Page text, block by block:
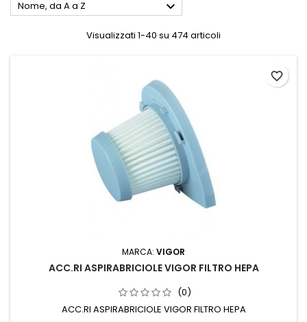
Nome, da A a Z 
Visualizzati 1-40 su 474 articoli
MARCA: VIGOR
ACC.RI ASPIRABRICIOLE VIGOR FILTRO HEPA
(0)
ACC.RI ASPIRABRICIOLE VIGOR FILTRO HEPA
favorite_border